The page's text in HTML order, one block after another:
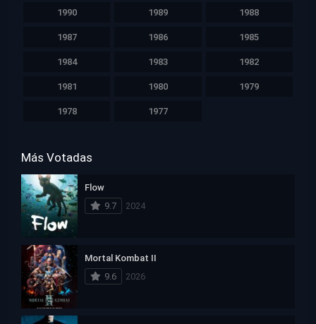
1990 1989 1988
1987 1986 1985
1984 1983 1982
1981 1980 1979
1978 1977
Más Votadas
Flow
9.7
2024
Mortal Kombat II
9.6
2026